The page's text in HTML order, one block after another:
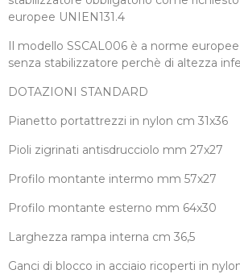
europee UNIEN131.4
Il modello SSCAL006 è a norme
senza stabilizzatore perchè di altezza
DOTAZIONI STANDARD
Pianetto portattrezzi in nylon cm 31x36
Pioli zigrinati antisdrucciolo mm 27x27
Profilo montante intermo mm 57x27
Profilo montante esterno mm 64x30
Larghezza rampa interna cm 36,5
Ganci di blocco in acciaio ricoperti in